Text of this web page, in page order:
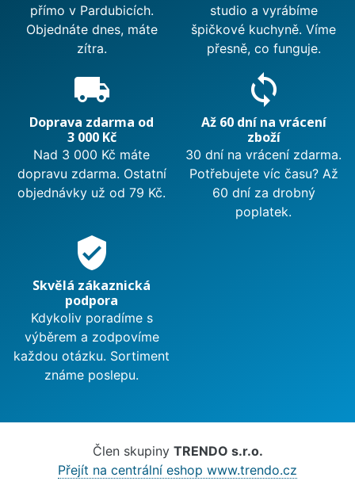
přímo v Pardubicích.
Objednáte dnes, máte
zítra.
studio a vyrábíme
špičkové kuchyně. Víme
přesně, co funguje.
local_shipping
Doprava zdarma od
3 000 Kč
Nad 3 000 Kč máte
dopravu zdarma. Ostatní
objednávky už od 79 Kč.
sync
Až 60 dní na vrácení
zboží
30 dní na vrácení zdarma.
Potřebujete víc času? Až
60 dní za drobný
poplatek.
verified_user
Skvělá zákaznická
podpora
Kdykoliv poradíme s
výběrem a zodpovíme
každou otázku. Sortiment
známe poslepu.
Člen skupiny TRENDO s.r.o.
Přejít na centrální eshop www.trendo.cz